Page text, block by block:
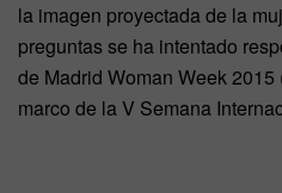
la imagen proyectada de la
preguntas se ha intentado
de Madrid Woman Week
marco de la V Semana